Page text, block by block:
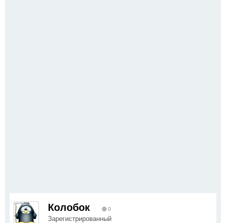
Колобок 0
Зарегистрированный